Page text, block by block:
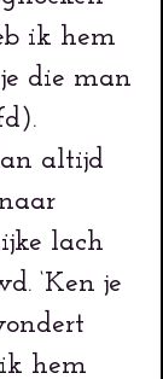
ik hem
die man
altijd
lach
‘Ken je
hem